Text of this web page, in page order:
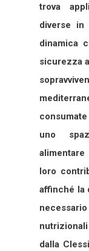
trova
diverse in
dinamica
sicurezza
uno
loro
affinché la
dalla